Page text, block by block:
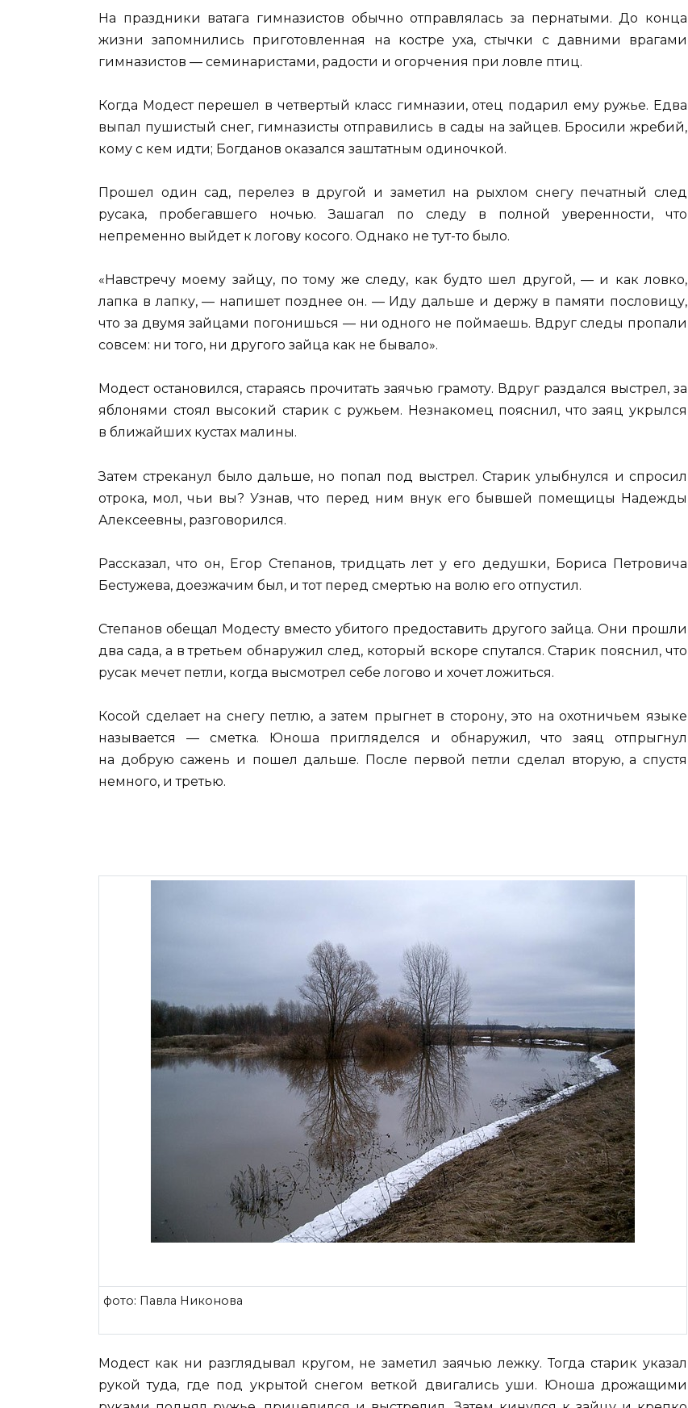
На праздники ватага гимназистов обычно отправлялась за пернатыми. До конца
жизни запомнились приготовленная на костре уха, стычки с давними врагами
гимназистов — семинаристами, радости и огорчения при ловле птиц.
Когда Модест перешел в четвертый класс гимназии, отец подарил ему ружье. Едва
выпал пушистый снег, гимназисты отправились в сады на зайцев. Бросили жребий,
кому с кем идти; Богданов оказался заштатным одиночкой.
Прошел один сад, перелез в другой и заметил на рыхлом снегу печатный след
русака, пробегавшего ночью. Зашагал по следу в полной уверенности, что
непременно выйдет к логову косого. Однако не тут-то было.
«Навстречу моему зайцу, по тому же следу, как будто шел другой, — и как ловко,
лапка в лапку, — напишет позднее он. — Иду дальше и держу в памяти пословицу,
что за двумя зайцами погонишься — ни одного не поймаешь. Вдруг cледы пропали
совсем: ни того, ни другого зайца как не бывало».
Модест остановился, стараясь прочитать заячью грамоту. Вдруг раздался выстрел, за
яблонями стоял высокий старик с ружьем. Незнакомец пояснил, что заяц укрылся
в ближайших кустах малины.
Затем стреканул было дальше, но попал под выстрел. Старик улыбнулся и спросил
отрока, мол, чьи вы? Узнав, что перед ним внук его бывшей помещицы Надежды
Алексеевны, разговорился.
Рассказал, что он, Егор Степанов, тридцать лет у его дедушки, Бориса Петровича
Бестужева, доезжачим был, и тот перед смертью на волю его отпустил.
Степанов обещал Модесту вместо убитого предоставить другого зайца. Они прошли
два сада, а в третьем обнаружил след, который вскоре спутался. Старик пояснил, что
русак мечет петли, когда высмотрел себе логово и хочет ложиться.
Косой сделает на снегу петлю, а затем прыгнет в сторону, это на охотничьем языке
называется — сметка. Юноша пригляделся и обнаружил, что заяц отпрыгнул
на добрую сажень и пошел дальше. После первой петли сделал вторую, а спустя
немного, и третью.
фото: Павла Никонова
Модест как ни разглядывал кругом, не заметил заячью лежку. Тогда старик указал
рукой туда, где под укрытой снегом веткой двигались уши. Юноша дрожащими